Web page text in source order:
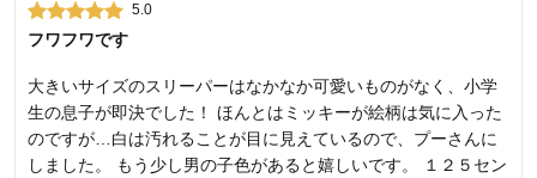
5.0
フワフワです
大きいサイズのスリーパーはなかなか可愛いものがなく、小学
生の息子が即決でした！ ほんとはミッキーが絵柄は気に入った
のですが…白は汚れることが目に見えているので、プーさんに
しました。 もう少し男の子色があると嬉しいです。 １２５セン
1.0
ボタンがすぐ外れてワンシーズンで使えなくなりました。
ワンシーズン使用しただけなのに、ボタンが何個も外れてきて
使い物になりませんでした。 縫い付けタイプのボタンなら自分
で付け直しできますが、はめ込みタイプ？のボタンなので、自
分で付け直しすることができません。 来年も使いたかったので